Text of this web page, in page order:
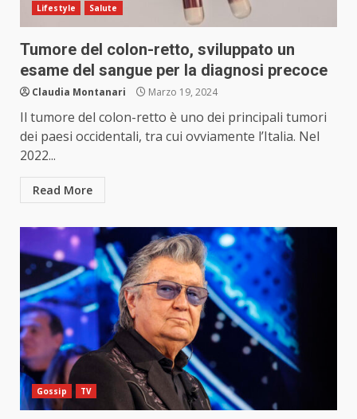
Lifestyle Salute
Tumore del colon-retto, sviluppato un
esame del sangue per la diagnosi precoce
Claudia Montanari Marzo 19, 2024
Il tumore del colon-retto è uno dei principali tumori
dei paesi occidentali, tra cui ovviamente l’Italia. Nel
2022...
Read More
Gossip TV